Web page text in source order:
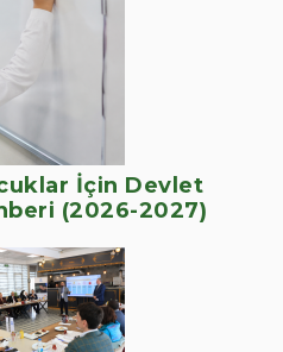
İçin Devlet
(2026-2027)